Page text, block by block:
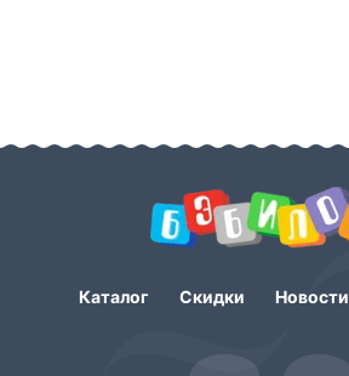
Каталог Скидки Новости